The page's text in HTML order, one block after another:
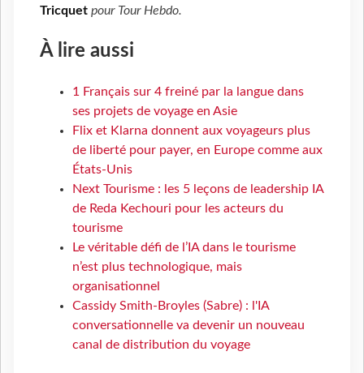
Tricquet pour Tour Hebdo.
À lire aussi
1 Français sur 4 freiné par la langue dans
ses projets de voyage en Asie
Flix et Klarna donnent aux voyageurs plus
de liberté pour payer, en Europe comme aux
États-Unis
Next Tourisme : les 5 leçons de leadership IA
de Reda Kechouri pour les acteurs du
tourisme
Le véritable défi de l’IA dans le tourisme
n’est plus technologique, mais
organisationnel
Cassidy Smith-Broyles (Sabre) : l'IA
conversationnelle va devenir un nouveau
canal de distribution du voyage